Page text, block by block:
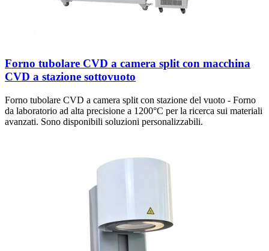
Forno tubolare CVD a camera split con macchina
CVD a stazione sottovuoto
Forno tubolare CVD a camera split con stazione del vuoto - Forno
da laboratorio ad alta precisione a 1200°C per la ricerca sui materiali
avanzati. Sono disponibili soluzioni personalizzabili.